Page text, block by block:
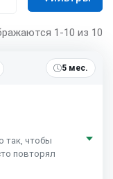
1-10 из 10
5 мес.
так, чтобы
повторял